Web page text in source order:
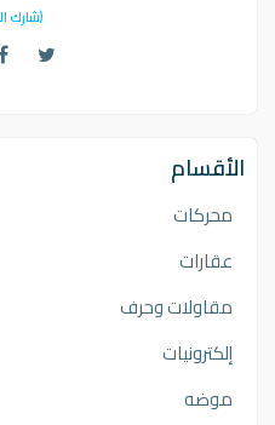
(شارك
الأقسام
محركات
عقارات
مقاولات وحرف
إلكترونيات
موضه